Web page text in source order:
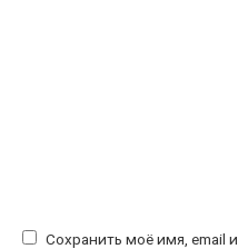
Сохранить моё имя, email